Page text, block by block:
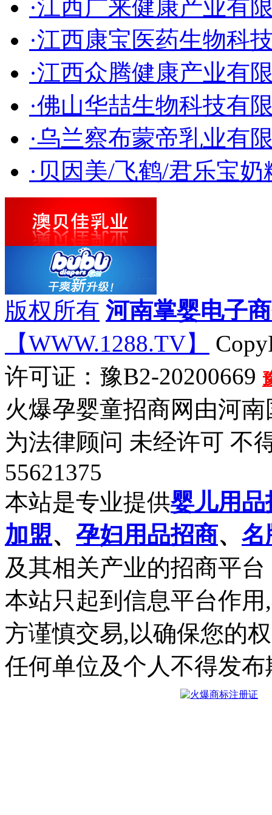
·江西广来健康产业有
·江西康宝医药生物科
·江西众腾健康产业有
·佛山华喆生物科技有
·乌兰察布蒙帝乳业有
·贝因美/飞鹤/君乐宝
版权所有 河南掌婴电子
【WWW.1288.TV】
许可证：豫B2-20200669
火爆孕婴童招商网由河
为法律顾问 未经许可 不
55621375
本站是专业提供婴儿用品
加盟、 孕妇用品招商、 名
及其相关产业的招商平台
本站只起到信息平台作
方谨慎交易,以确保您的
任何单位及个人不得发